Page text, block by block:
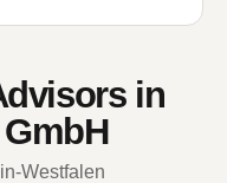
in
Westfalen